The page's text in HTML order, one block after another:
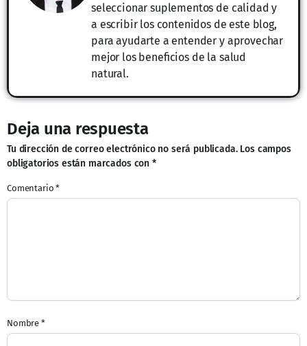
seleccionar suplementos de calidad y
a escribir los contenidos de este blog,
para ayudarte a entender y aprovechar
mejor los beneficios de la salud
natural.
Deja una respuesta
Tu dirección de correo electrónico no será publicada. Los campos
obligatorios están marcados con *
Comentario*
Nombre *